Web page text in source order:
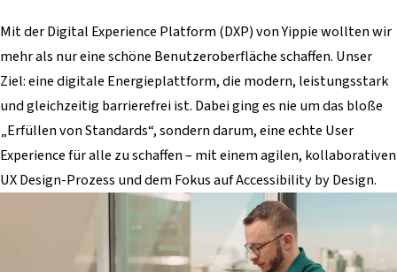
Mit der Digital Experience Platform (DXP) von Yippie wollten wir
mehr als nur eine schöne Benutzeroberfläche schaffen. Unser
Ziel: eine digitale Energieplattform, die modern, leistungsstark
und gleichzeitig barrierefrei ist. Dabei ging es nie um das bloße
„Erfüllen von Standards“, sondern darum, eine echte User
Experience für alle zu schaffen – mit einem agilen, kollaborativen
UX Design-Prozess und dem Fokus auf Accessibility by Design.